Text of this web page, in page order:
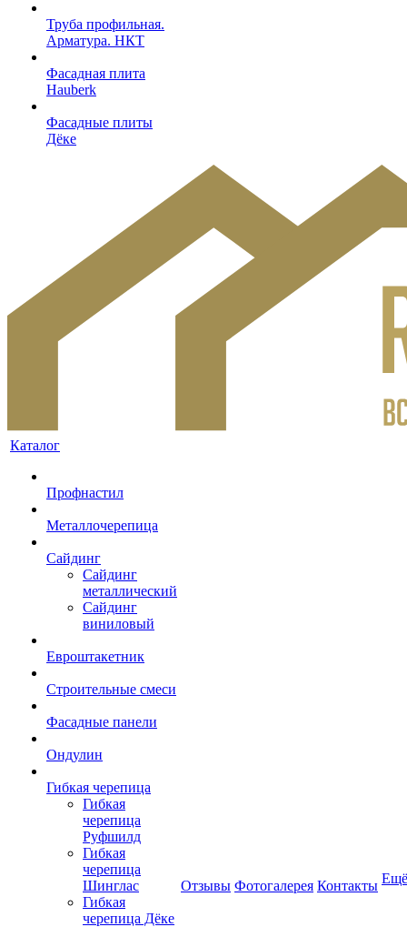
Труба профильная.
Арматура. НКТ
Фасадная плита
Hauberk
Фасадные плиты
Дёке
Каталог
Профнастил
Металлочерепица
Сайдинг
Сайдинг
металлический
Сайдинг
виниловый
Евроштакетник
Строительные смеси
Фасадные панели
Ондулин
Гибкая черепица
Гибкая
черепица
Руфшилд
Гибкая
черепица
Шинглас
Гибкая
черепица Дёке
Отзывы Фотогалерея Контакты Ещё